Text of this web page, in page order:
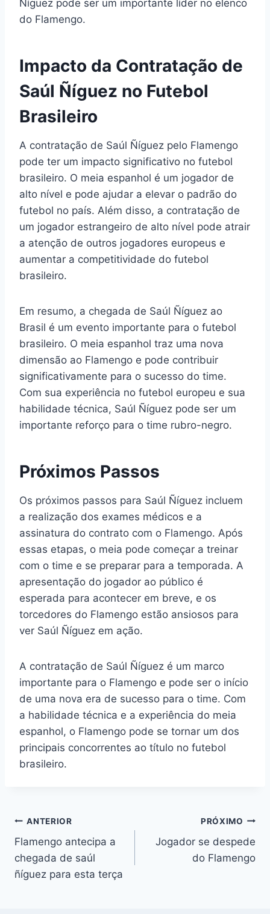
Ñíguez pode ser um importante líder no elenco
do Flamengo.
Impacto da Contratação de
Saúl Ñíguez no Futebol
Brasileiro
A contratação de Saúl Ñíguez pelo Flamengo
pode ter um impacto significativo no futebol
brasileiro. O meia espanhol é um jogador de
alto nível e pode ajudar a elevar o padrão do
futebol no país. Além disso, a contratação de
um jogador estrangeiro de alto nível pode atrair
a atenção de outros jogadores europeus e
aumentar a competitividade do futebol
brasileiro.
Em resumo, a chegada de Saúl Ñíguez ao
Brasil é um evento importante para o futebol
brasileiro. O meia espanhol traz uma nova
dimensão ao Flamengo e pode contribuir
significativamente para o sucesso do time.
Com sua experiência no futebol europeu e sua
habilidade técnica, Saúl Ñíguez pode ser um
importante reforço para o time rubro-negro.
Próximos Passos
Os próximos passos para Saúl Ñíguez incluem
a realização dos exames médicos e a
assinatura do contrato com o Flamengo. Após
essas etapas, o meia pode começar a treinar
com o time e se preparar para a temporada. A
apresentação do jogador ao público é
esperada para acontecer em breve, e os
torcedores do Flamengo estão ansiosos para
ver Saúl Ñíguez em ação.
A contratação de Saúl Ñíguez é um marco
importante para o Flamengo e pode ser o início
de uma nova era de sucesso para o time. Com
a habilidade técnica e a experiência do meia
espanhol, o Flamengo pode se tornar um dos
principais concorrentes ao título no futebol
brasileiro.
Navegação
de
Post
ANTERIOR
Flamengo antecipa a
chegada de saúl
ñíguez para esta terça
PRÓXIMO
Jogador se despede
do Flamengo